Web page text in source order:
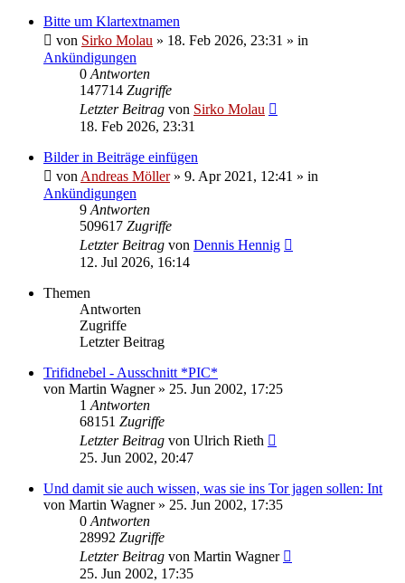
Bitte um Klartextnamen
von Sirko Molau » 18. Feb 2026, 23:31 » in
Ankündigungen
0 Antworten
147714 Zugriffe
Letzter Beitrag von Sirko Molau
18. Feb 2026, 23:31
Bilder in Beiträge einfügen
von Andreas Möller» 9. Apr 2021, 12:41 » in
Ankündigungen
9 Antworten
509617 Zugriffe
Letzter Beitrag von Dennis Hennig
12. Jul 2026, 16:14
Themen
Antworten
Zugriffe
Letzter Beitrag
Trifidnebel - Ausschnitt *PIC*
von Martin Wagner» 25. Jun 2002, 17:25
1 Antworten
68151 Zugriffe
Letzter Beitrag von Ulrich Rieth
25. Jun 2002, 20:47
Und damit sie auch wissen, was sie ins Tor jagen sollen: Int
von Martin Wagner» 25. Jun 2002, 17:35
0 Antworten
28992 Zugriffe
Letzter Beitrag von Martin Wagner
25. Jun 2002, 17:35